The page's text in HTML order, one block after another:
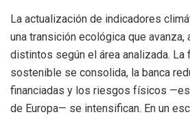
La actualización de indicadores
una transición ecológica que avanza,
distintos según el área analizada. La
sostenible se consolida, la banca
financiadas y los riesgos físicos
de Europa— se intensifican. En un